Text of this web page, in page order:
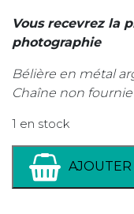
Vous recevrez la
photographie
Bélière en métal
Chaîne non fournie
1 en stock